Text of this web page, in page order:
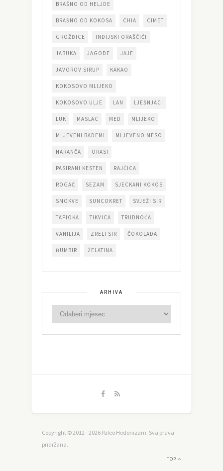
BRAŠNO OD HELJDE
BRAŠNO OD KOKOSA CHIA CIMET
GROŽĐICE INDIJSKI ORAŠČIĆI
JABUKA JAGODE JAJE
JAVOROV SIRUP KAKAO
KOKOSOVO MLIJEKO
KOKOSOVO ULJE LAN LJEŠNJACI
LUK MASLAC MED MLIJEKO
MLJEVENI BADEMI MLJEVENO MESO
NARANČA ORASI
PASIRANI KESTEN RAJČICA
ROGAČ SEZAM SJECKANI KOKOS
SMOKVE SUNCOKRET SVJEŽI SIR
TAPIOKA TIKVICA TRUDNOĆA
VANILIJA ZRELI SIR ČOKOLADA
ĐUMBIR ŽELATINA
ARHIVA
Copyright © 2012 - 2026 Paleo Hedonizam. Sva prava
pridržana.
TOP